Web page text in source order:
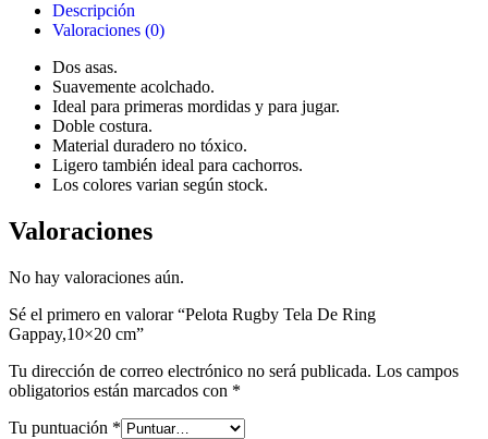
Descripción
Valoraciones (0)
Dos asas.
Suavemente acolchado.
Ideal para primeras mordidas y para jugar.
Doble costura.
Material duradero no tóxico.
Ligero también ideal para cachorros.
Los colores varian según stock.
Valoraciones
No hay valoraciones aún.
Sé el primero en valorar “Pelota Rugby Tela De Ring
Gappay,10×20 cm”
Tu dirección de correo electrónico no será publicada. Los campos
obligatorios están marcados con *
Tu puntuación *